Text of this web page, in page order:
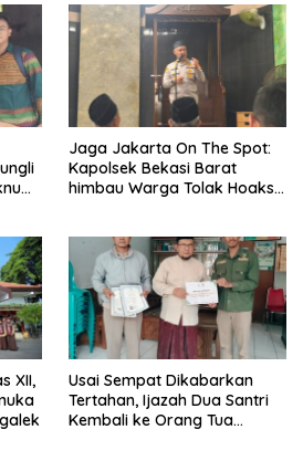
Jaga Jakarta On The Spot:
Kapolsek Bekasi Barat
himbau Warga Tolak Hoaks
XII,
Usai Sempat Dikabarkan
Tertahan, Ijazah Dua Santri
Kembali ke Orang Tua